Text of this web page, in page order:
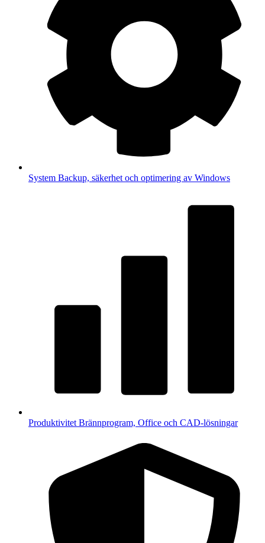
System Backup, säkerhet och optimering av Windows
Produktivitet Brännprogram, Office och CAD-lösningar